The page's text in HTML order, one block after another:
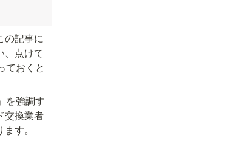
の記事に
、点けて
ておくと
を強調す
交換業者
す。